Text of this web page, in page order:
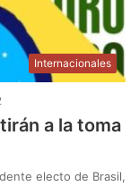
Internacionales
a la toma
electo de Brasil,